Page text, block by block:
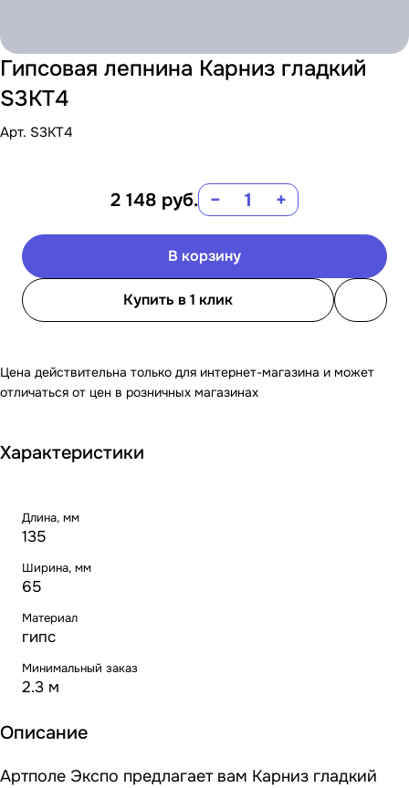
Гипсовая лепнина Карниз гладкий
S3KT4
Арт. S3KT4
2 148 руб. − +
В корзину
Купить в 1 клик
Цена действительна только для интернет-магазина и может
отличаться от цен в розничных магазинах
Характеристики
Длина, мм
135
Ширина, мм
65
Материал
гипс
Минимальный заказ
2.3 м
Описание
Артполе Экспо предлагает вам Карниз гладкий